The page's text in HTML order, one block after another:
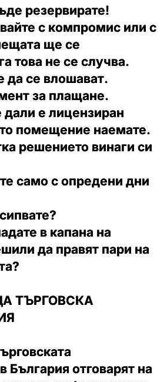
резервирате!
с компромис или с
ще се
това не се случва.
да се влошават.
за плащане.
дали е лицензиран
помещение наемате.
решението винаги си
само с опредени дни
в капана на
да правят пари на
ТЪРГОВСКА
България отговарят на